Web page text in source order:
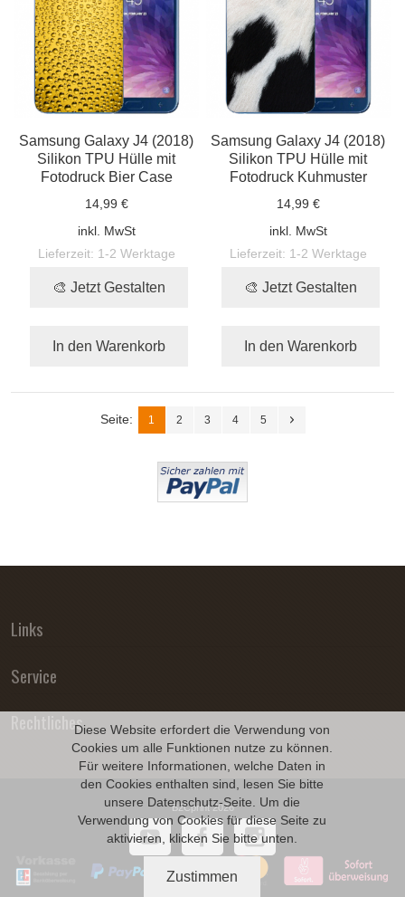
Diese Website erfordert die Verwendung von
Cookies um alle Funktionen nutze zu können.
Für weitere Informationen, welche Daten in
den Cookies enthalten sind, lesen Sie bitte
unsere Datenschutz-Seite. Um die
Verwendung von Cookies für diese Seite zu
aktivieren, klicken Sie bitte unten.
Zustimmen
Samsung Galaxy J4 (2018)
Silikon TPU Hülle mit
Fotodruck Bier Case
14,99 €
inkl. MwSt
Lieferzeit: 1-2 Werktage
🎨 Jetzt Gestalten
In den Warenkorb
Samsung Galaxy J4 (2018)
Silikon TPU Hülle mit
Fotodruck Kuhmuster
14,99 €
inkl. MwSt
Lieferzeit: 1-2 Werktage
🎨 Jetzt Gestalten
In den Warenkorb
Seite: 1 2 3 4 5
Links
Service
Rechtliches
B2Cprint 2026